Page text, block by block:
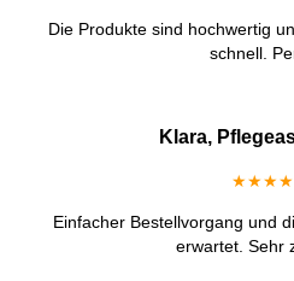
Die Produkte sind hochwertig
schnell.
Klara,
Einfacher Bestellvorgang und
erwartet. Sehr